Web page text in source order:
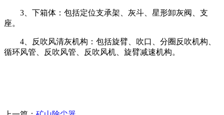
3、下箱体：包括定位支承架、灰斗、星形卸灰阀、支
座。
4、反吹风清灰机构：包括旋臂、吹口、分圈反吹机构、
循环风管、反吹风管、反吹风机、旋臂减速机构。